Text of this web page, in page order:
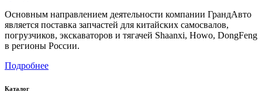
Основным направлением деятельности компании ГрандАвто
является поставка запчастей для китайских самосвалов,
погрузчиков, экскаваторов и тягачей Shaanxi, Howo, DongFeng
в регионы России.
Подробнее
Каталог